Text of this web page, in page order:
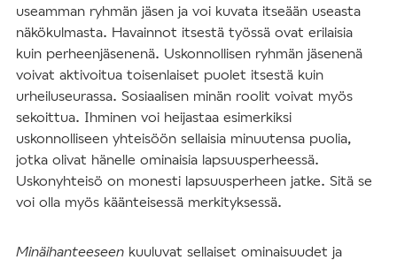
useamman ryhmän jäsen ja voi kuvata itseään useasta
näkökulmasta. Havainnot itsestä työssä ovat erilaisia
kuin perheenjäsenenä. Uskonnollisen ryhmän jäsenenä
voivat aktivoitua toisenlaiset puolet itsestä kuin
urheiluseurassa. Sosiaalisen minän roolit voivat myös
sekoittua. Ihminen voi heijastaa esimerkiksi
uskonnolliseen yhteisöön sellaisia minuutensa puolia,
jotka olivat hänelle ominaisia lapsuusperheessä.
Uskonyhteisö on monesti lapsuusperheen jatke. Sitä se
voi olla myös käänteisessä merkityksessä.
Minäihanteeseen kuuluvat sellaiset ominaisuudet ja